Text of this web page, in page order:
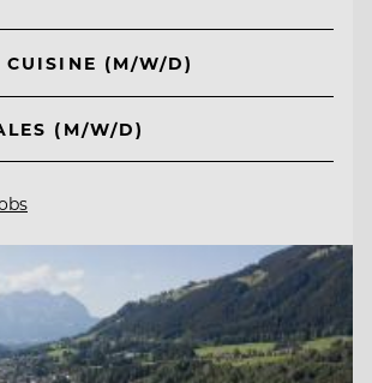
CUISINE (M/W/D)
(M/W/D)